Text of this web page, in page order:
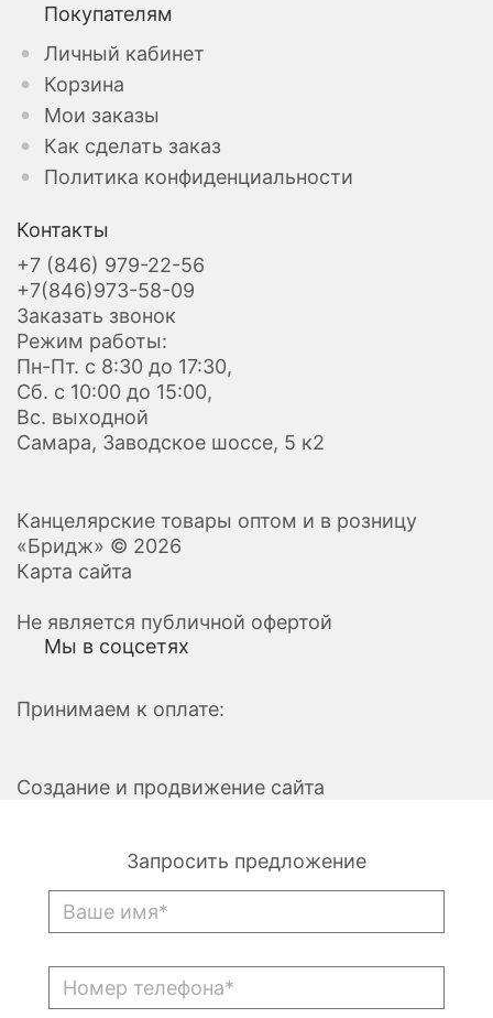
Покупателям
Личный кабинет
Корзина
Мои заказы
Как сделать заказ
Политика конфиденциальности
Контакты
+7 (846) 979-22-56
+7(846)973-58-09
Заказать звонок
Режим работы:
Пн-Пт. с 8:30 до 17:30,
Сб. с 10:00 до 15:00,
Вс. выходной
Самара, Заводское шоссе, 5 к2
Канцелярские товары оптом и в розницу
«Бридж» © 2026
Карта сайта
Не является публичной офертой
Мы в соцсетях
Принимаем к оплате:
Создание и продвижение сайта
Запросить предложение